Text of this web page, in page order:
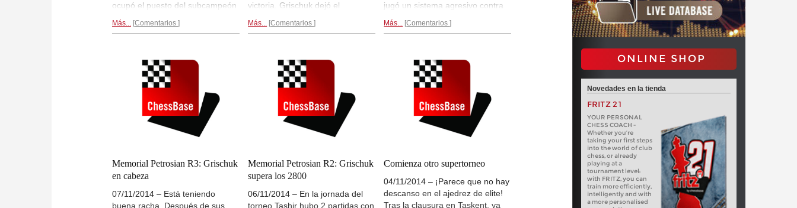
ocupó el puesto del subcampeón
con la misma cantidad de puntos
Reportaje gráfico de la clausura...
Más... Comentarios
victoria. Grischuk dejó el
colocado en el tercer puesto de la
Tras 7 rondas...
Más... Comentarios
jugó un sistema agresivo contra
Peter Leko y tras una tensa
al penúltima ronda para empatar
en el primer puesto como
mínimo.Tras 5 rondas...
Más... Comentarios
Memorial Petrosian R3: Grischuk
en cabeza
07/11/2014 – Está teniendo
buena racha. Después de sus
Memorial Petrosian R2: Grischuk
supera los 2800
06/11/2014 – En la jornada del
torneo Tashir hubo 2 partidas con
Comienza otro supertorneo
04/11/2014 – ¡Parece que no hay
descanso en el ajedrez de elite!
Tras la clausura en Taskent, ya
ONLINE SHOP
Novedades en la tienda
FRITZ 21
YOUR PERSONAL
CHESS COACH -
Whether you’re
taking your first steps
into the world of club
chess, or already
playing at a
tournament level:
with FRITZ, you can
train more efficiently,
intelligently and with
a more personalised